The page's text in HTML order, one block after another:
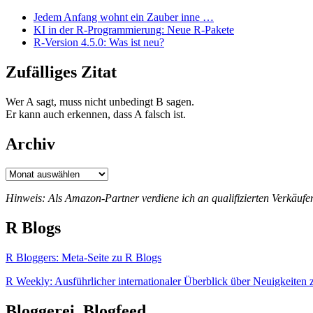
Jedem Anfang wohnt ein Zauber inne …
KI in der R-Programmierung: Neue R-Pakete
R-Version 4.5.0: Was ist neu?
Zufälliges Zitat
Wer A sagt, muss nicht unbedingt B sagen.
Er kann auch erkennen, dass A falsch ist.
Archiv
Archiv
Hinweis: Als Amazon-Partner verdiene ich an qualifizierten
R Blogs
R Bloggers: Meta-Seite zu R Blogs
R Weekly: Ausführlicher internationaler Überblick über Neuigkeiten